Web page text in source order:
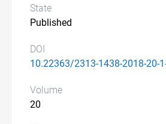
State
Published
DOI
10.22363/2313-1438-2018-20-
Volume
20